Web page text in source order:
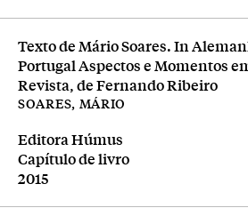
Texto de Mário Soares. In
Portugal Aspectos e Momentos
Revista, de Fernando Ribeiro
SOARES, MÁRIO
Editora
Editora Húmus
Tipologia
Capítulo de livro
Ano
2015